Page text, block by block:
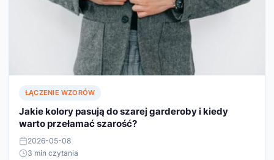
ŁĄCZENIE WZORÓW
Jakie kolory pasują do szarej garderoby i kiedy
warto przełamać szarość?
2026-05-08
3 min czytania